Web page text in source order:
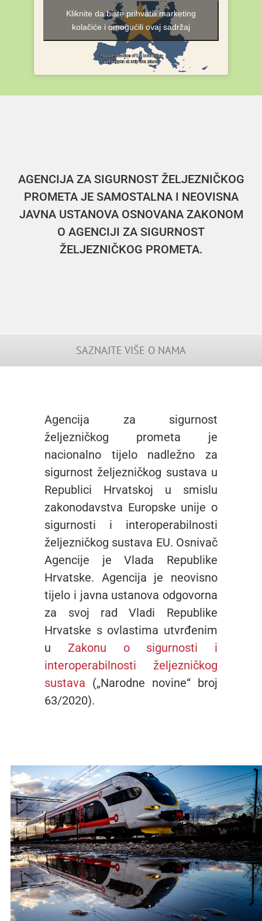
Kliknite da biste prihvatili marketing
kolačiće i omogućili ovaj sadržaj
AGENCIJA ZA SIGURNOST ŽELJEZNIČKOG
PROMETA JE SAMOSTALNA I NEOVISNA
JAVNA USTANOVA OSNOVANA ZAKONOM
O AGENCIJI ZA SIGURNOST
ŽELJEZNIČKOG PROMETA.
SAZNAJTE VIŠE O NAMA
Agencija za sigurnost
željezničkog prometa je
nacionalno tijelo nadležno za
sigurnost željezničkog sustava u
Republici Hrvatskoj u smislu
zakonodavstva Europske unije o
sigurnosti i interoperabilnosti
željezničkog sustava EU. Osnivač
Agencije je Vlada Republike
Hrvatske. Agencija je neovisno
tijelo i javna ustanova odgovorna
za svoj rad Vladi Republike
Hrvatske s ovlastima utvrđenim
u Zakonu o sigurnosti i
interoperabilnosti željezničkog
sustava („Narodne novine“ broj
63/2020).